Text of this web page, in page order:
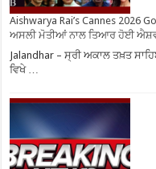
Aishwarya Rai’s Cannes 2026
ਅਸਲੀ ਮੋਤੀਆਂ ਨਾਲ ਤਿਆਰ ਹੋਈ
Jalandhar – ਸ੍ਰੀ ਅਕਾਲ ਤਖ਼ਤ
ਵਿਖੇ …